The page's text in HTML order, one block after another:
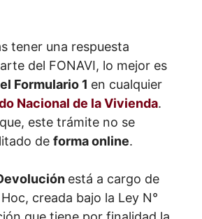
tener una respuesta
del FONAVI, lo mejor es
Formulario 1 en cualquier
Nacional de la Vivienda.
este trámite no se
de forma online.
está a cargo de
creada bajo la Ley N°